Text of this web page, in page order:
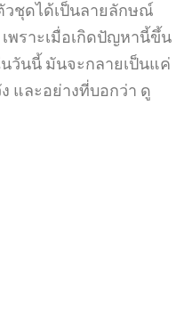
วชุดได้เป็นลายลักษณ์
พราะเมื่อเกิดปัญหานี้ขึ้น
วันนี้ มันจะกลายเป็นแค่
และอย่างที่บอกว่า ดู